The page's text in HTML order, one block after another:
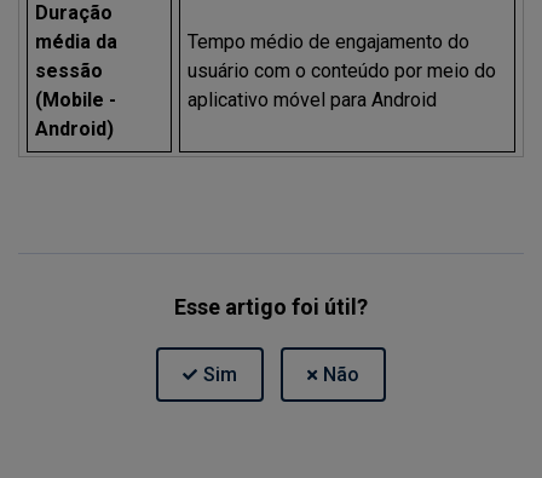
Duração
média da
sessão
(Mobile -
Android)
Tempo médio de engajamento do
usuário com o conteúdo por meio do
aplicativo móvel para Android
Esse artigo foi útil?